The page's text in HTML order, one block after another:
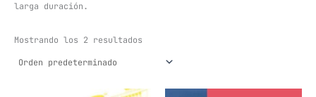
larga duración.
Mostrando los 2 resultados